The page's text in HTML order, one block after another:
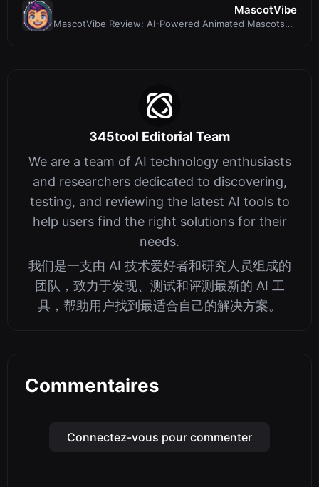
MascotVibe
MascotVibe Review: AI-Powered Animated Mascots
345tool Editorial Team
We are a team of AI technology enthusiasts
and researchers dedicated to discovering,
testing, and reviewing the latest AI tools to
help users find the right solutions for their
needs.
我们是一支由 AI 技术爱好者和研究人员组成的
团队，致力于发现、测试和评测最新的 AI 工
具，帮助用户找到最适合自己的解决方案。
Commentaires
Connectez-vous pour commenter